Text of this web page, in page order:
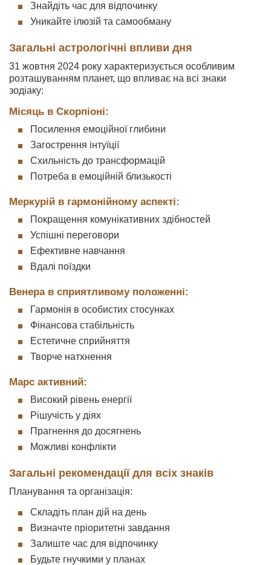
Знайдіть час для відпочинку
Уникайте ілюзій та самообману
Загальні астрологічні впливи дня
31 жовтня 2024 року характеризується особливим
розташуванням планет, що впливає на всі знаки
зодіаку:
Місяць в Скорпіоні:
Посилення емоційної глибини
Загострення інтуїції
Схильність до трансформацій
Потреба в емоційній близькості
Меркурій в гармонійному аспекті:
Покращення комунікативних здібностей
Успішні переговори
Ефективне навчання
Вдалі поїздки
Венера в сприятливому положенні:
Гармонія в особистих стосунках
Фінансова стабільність
Естетичне сприйняття
Творче натхнення
Марс активний:
Високий рівень енергії
Рішучість у діях
Прагнення до досягнень
Можливі конфлікти
Загальні рекомендації для всіх знаків
Планування та організація:
Складіть план дій на день
Визначте пріоритетні завдання
Залиште час для відпочинку
Будьте гнучкими у планах